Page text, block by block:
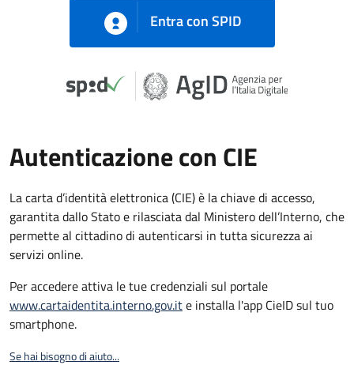
Entra con SPID
Autenticazione con CIE
La carta d’identità elettronica (CIE) è la chiave di accesso,
garantita dallo Stato e rilasciata dal Ministero dell’Interno, che
permette al cittadino di autenticarsi in tutta sicurezza ai
servizi online.
Per accedere attiva le tue credenziali sul portale
www.cartaidentita.interno.gov.ite installa l'app CieID sul tuo
smartphone.
Se hai bisogno di aiuto...